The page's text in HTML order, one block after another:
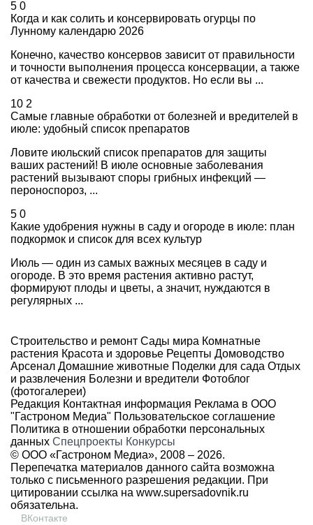
5 0
Когда и как солить и консервировать огурцы по
Лунному календарю 2026
Конечно, качество консервов зависит от правильности
и точности выполнения процесса консервации, а также
от качества и свежести продуктов. Но если вы ...
10 2
Самые главные обработки от болезней и вредителей в
июле: удобный список препаратов
Ловите июльский список препаратов для защиты
ваших растений! В июле основные заболевания
растений вызывают споры грибных инфекций —
пероноспороз, ...
5 0
Какие удобрения нужны в саду и огороде в июле: план
подкормок и список для всех культур
Июль — один из самых важных месяцев в саду и
огороде. В это время растения активно растут,
формируют плоды и цветы, а значит, нуждаются в
регулярных ...
Строительство и ремонт Сады мира Комнатные
растения Красота и здоровье Рецепты Домоводство
Арсенал Домашние животные Поделки для сада Отдых
и развлечения Болезни и вредители Фотоблог
(фотогалереи)
Редакция Контактная информация Реклама в ООО
"Гастроном Медиа" Пользовательское соглашение
Политика в отношении обработки персональных
данных Спецпроекты Конкурсы
© ООО «Гастроном Медиа», 2008 – 2026.
Перепечатка материалов данного сайта возможна
только с письменного разрешения редакции. При
цитировании ссылка на www.supersadovnik.ru
обязательна.
ВКонтакте